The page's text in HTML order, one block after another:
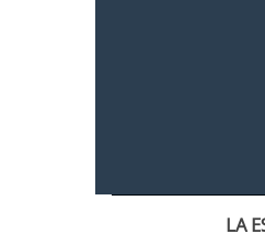
LA